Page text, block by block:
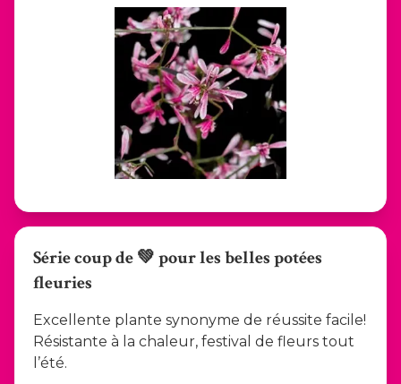
Série coup de 💚 pour les belles potées
fleuries
Excellente plante synonyme de réussite facile!
Résistante à la chaleur, festival de fleurs tout
l’été.